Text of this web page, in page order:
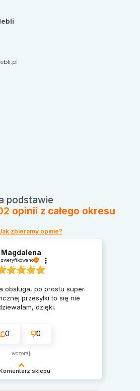
podstawie
opinii z całego okresu
zbieramy opinie?
sklepu
Magdalena
zweryfikowano
obsługa, po prostu super.
przesyłki to się nie
dzięki.
0 0
wczoraj